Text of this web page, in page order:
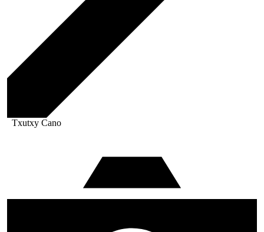
Txutxy Cano